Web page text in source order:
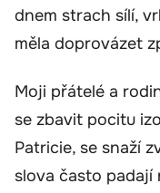
dnem strach sílí,
měla doprovázet
Moji přátelé a
se zbavit pocitu
Patricie, se snaží
slova často padají